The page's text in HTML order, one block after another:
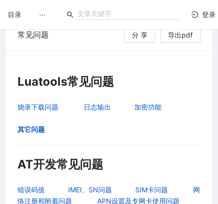
登录
目录
常见问题 分 享 导出pdf
Luatools常见问题
烧录下载问题 日志输出 加密功能
其它问题
AT开发常见问题
错误码值 IMEI、SN问题 SIM卡问题
网
络注册和附着问题
APN设置及专网卡使用问题